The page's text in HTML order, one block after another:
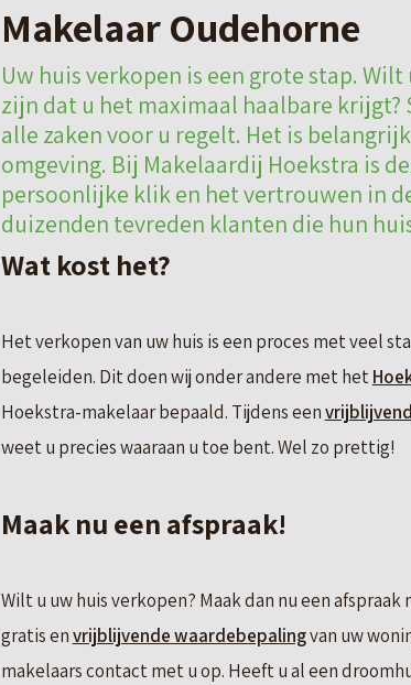
Makelaar Oudehorne
Uw huis verkopen is een grote stap.
zijn dat u het maximaal haalbare krijgt?
alle zaken voor u regelt. Het is
omgeving. Bij Makelaardij Hoekstra is
persoonlijke klik en het vertrouwen in
duizenden tevreden klanten die hun
Wat kost het?
Het verkopen van uw huis is een proces met veel
begeleiden. Dit doen wij onder andere met het
Hoekstra-makelaar bepaald. Tijdens een
weet u precies waaraan u toe bent. Wel zo prettig!
Maak nu een afspraak!
Wilt u uw huis verkopen? Maak dan nu een
gratis envrijblijvende waardebepalingvan uw
makelaars contact met u op. Heeft u al een